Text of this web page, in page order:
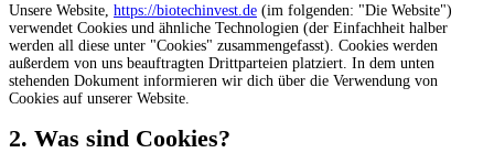
Unsere Website, https://biotechinvest.de (im folgenden: "Die Website")
verwendet Cookies und ähnliche Technologien (der Einfachheit halber
werden all diese unter "Cookies" zusammengefasst). Cookies werden
außerdem von uns beauftragten Drittparteien platziert. In dem unten
stehenden Dokument informieren wir dich über die Verwendung von
Cookies auf unserer Website.
2. Was sind Cookies?